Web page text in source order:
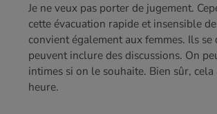
Je ne veux pas porter de jugement.
cette évacuation rapide et insensible
convient également aux femmes. Ils
peuvent inclure des discussions. On
intimes si on le souhaite. Bien sûr,
heure.